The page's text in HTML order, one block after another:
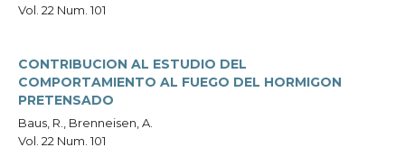
Vol. 22 Num. 101
CONTRIBUCION AL ESTUDIO DEL
COMPORTAMIENTO AL FUEGO DEL HORMIGON
PRETENSADO
Baus, R., Brenneisen, A.
Vol. 22 Num. 101